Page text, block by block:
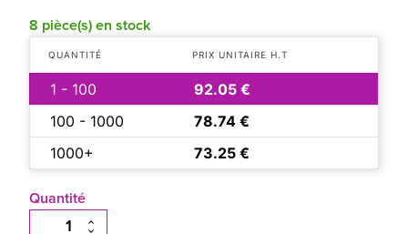
8 pièce(s) en stock
QUANTITÉ PRIX UNITAIRE H.T
1 - 100
92.05 €
100 - 1000
78.74 €
1000+
73.25 €
Quantité